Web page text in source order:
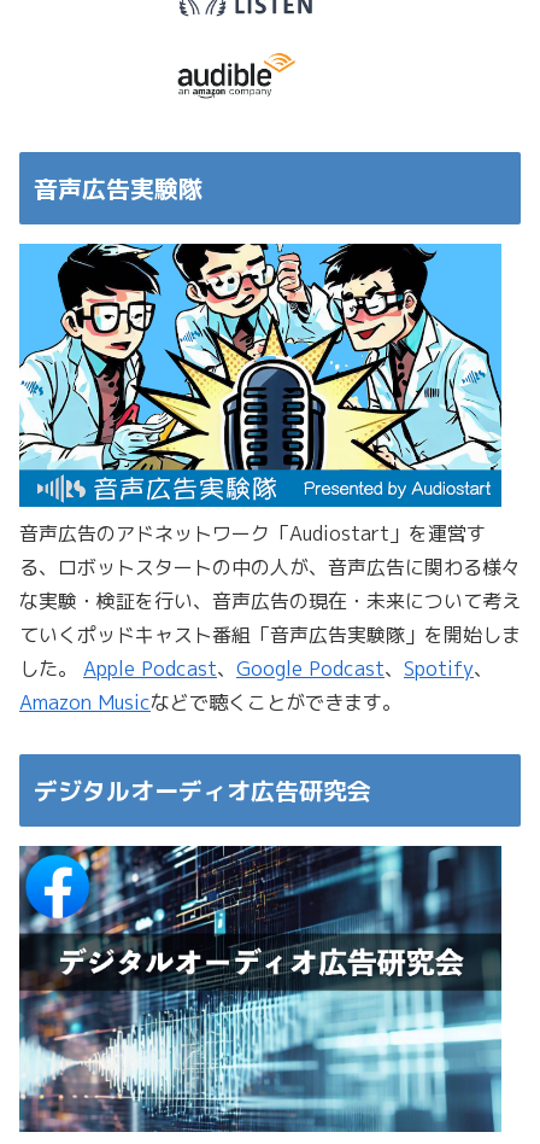
音声広告実験隊
音声広告のアドネットワーク「Audiostart」を運営す
る、ロボットスタートの中の人が、音声広告に関わる様々
な実験・検証を行い、音声広告の現在・未来について考え
ていくポッドキャスト番組「音声広告実験隊」を開始しま
した。 Apple Podcast、 Google Podcast、 Spotify、
Amazon Musicなどで聴くことができます。
デジタルオーディオ広告研究会